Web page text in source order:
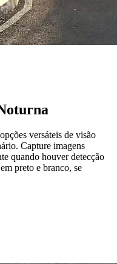
versáteis de visão
Capture imagens
quando houver detecção
preto e branco, se